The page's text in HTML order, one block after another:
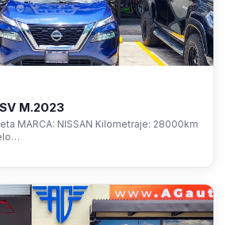
M.2023
MARCA: NISSAN Kilometraje: 28000km